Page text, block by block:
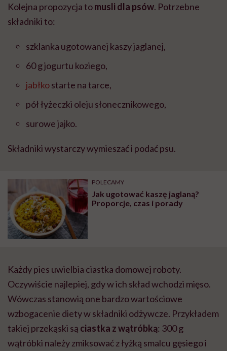
Kolejna propozycja tomusli dla psów. Potrzebne
składniki to:
szklanka ugotowanej kaszy jaglanej,
60 g jogurtu koziego,
jabłkostarte na tarce,
pół łyżeczki oleju słonecznikowego,
surowe jajko.
Składniki wystarczy wymieszać i podać psu.
POLECAMY
Jak ugotować kaszę jaglaną?
Proporcje, czas i porady
Każdy pies uwielbia ciastka domowej roboty.
Oczywiście najlepiej, gdy w ich skład wchodzi mięso.
Wówczas stanowią one bardzo wartościowe
wzbogacenie diety w składniki odżywcze. Przykładem
takiej przekąski są ciastka z wątróbką: 300 g
wątróbki należy zmiksować z łyżką smalcu gęsiego i